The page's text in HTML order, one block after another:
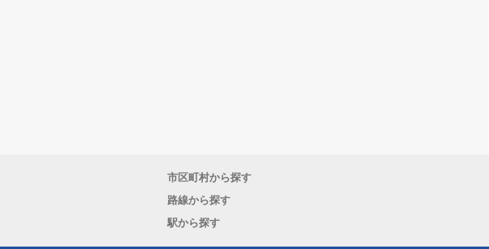
市区町村から探す
路線から探す
駅から探す